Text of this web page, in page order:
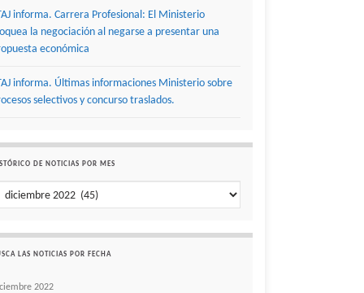
informa. Carrera Profesional: El Ministerio
la negociación al negarse a presentar una
económica
informa. Últimas informaciones Ministerio sobre
selectivos y concurso traslados.
DE NOTICIAS POR MES
de noticias por mes
LAS NOTICIAS POR FECHA
2022